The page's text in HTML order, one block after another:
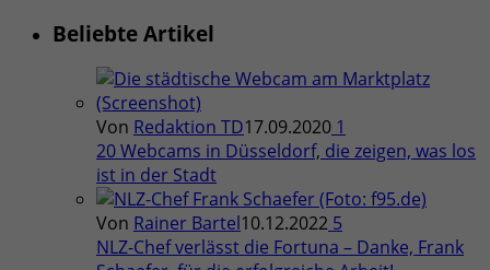
Beliebte Artikel
Von Redaktion TD17.09.2020 1
20 Webcams in Düsseldorf, die zeigen, was los
ist in der Stadt
Von Rainer Bartel10.12.2022 5
NLZ-Chef verlässt die Fortuna – Danke, Frank